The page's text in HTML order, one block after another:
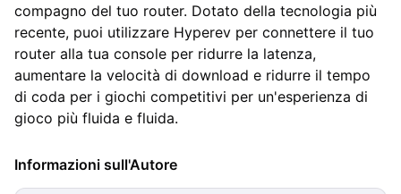
compagno del tuo router. Dotato della tecnologia più
recente, puoi utilizzare Hyperev per connettere il tuo
router alla tua console per ridurre la latenza,
aumentare la velocità di download e ridurre il tempo
di coda per i giochi competitivi per un'esperienza di
gioco più fluida e fluida.
Informazioni sull'Autore